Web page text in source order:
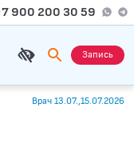
900 200 30 59
Запись
Врач 13.07.,15.07.2026